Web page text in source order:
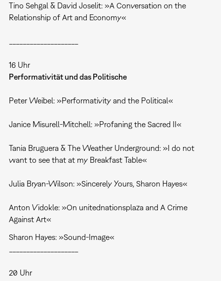
Tino Sehgal & David Joselit: »A Conversation on the
Relationship of Art and Economy«
16 Uhr
Performativität und das Politische
Peter Weibel: »Performativity and the Political«
Janice Misurell-Mitchell: »Profaning the Sacred II«
Tania Bruguera & The Weather Underground: »I do not
want to see that at my Breakfast Table«
Julia Bryan-Wilson: »Sincerely Yours, Sharon Hayes«
Anton Vidokle: »On unitednationsplaza and A Crime
Against Art«
Sharon Hayes: »Sound-Image«
20 Uhr